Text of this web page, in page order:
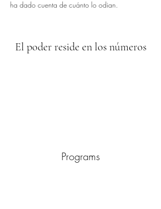
ha dado cuenta de cuánto lo odian.
El poder reside en los números
Programs